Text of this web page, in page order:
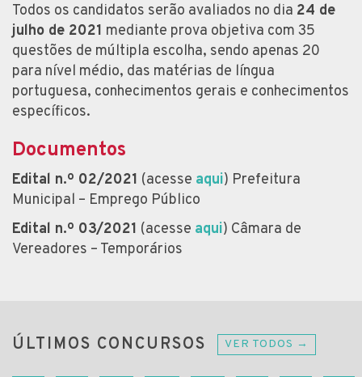
Todos os candidatos serão avaliados no dia 24 de
julho de 2021 mediante prova objetiva com 35
questões de múltipla escolha, sendo apenas 20
para nível médio, das matérias de língua
portuguesa, conhecimentos gerais e conhecimentos
específicos.
Documentos
Edital n.º 02/2021 (acesse aqui) Prefeitura
Municipal – Emprego Público
Edital n.º 03/2021 (acesse aqui) Câmara de
Vereadores – Temporários
ÚLTIMOS CONCURSOS VER TODOS →